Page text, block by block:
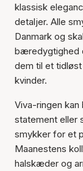
klassisk
detaljer. Alle
Danmark og
bæredygtighed
dem til et
kvinder.
Viva-ringen
statement eller
smykker for et
Maanestens
halskæder og